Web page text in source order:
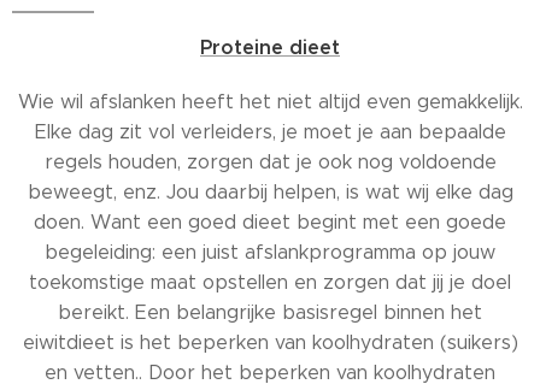
Proteine dieet
Wie wil afslanken heeft het niet altijd even gemakkelijk.
Elke dag zit vol verleiders, je moet je aan bepaalde
regels houden, zorgen dat je ook nog voldoende
beweegt, enz. Jou daarbij helpen, is wat wij elke dag
doen. Want een goed dieet begint met een goede
begeleiding: een juist afslankprogramma op jouw
toekomstige maat opstellen en zorgen dat jij je doel
bereikt. Een belangrijke basisregel binnen het
eiwitdieet is het beperken van koolhydraten (suikers)
en vetten.. Door het beperken van koolhydraten